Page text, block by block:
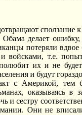
сползание к
делает
потеряли
т.е.
их и не будет
и будут
с Америкой, тем
оказываясь в
сестру
Они не